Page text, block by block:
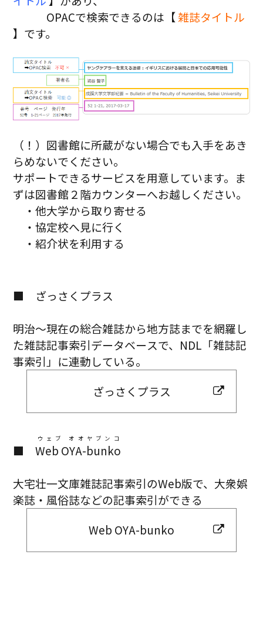
OPACで検索できるのは【雑誌タイトル
】です。
（！）図書館に所蔵がない場合でも入手をあき
らめないでください。
サポートできるサービスを用意しています。ま
ずは図書館２階カウンターへお越しください。
・他大学から取り寄せる
・協定校へ見に行く
・紹介状を利用する
■ ざっさくプラス
明治～現在の総合雑誌から地方誌までを網羅し
た雑誌記事索引データベースで、NDL「雑誌記
事索引」に連動している。
ざっさくプラス
■Web OYA-bunko
ウェブ オオヤブンコ
大宅壮一文庫雑誌記事索引のWeb版で、大衆娯
楽誌・風俗誌などの記事索引ができる
Web OYA-bunko